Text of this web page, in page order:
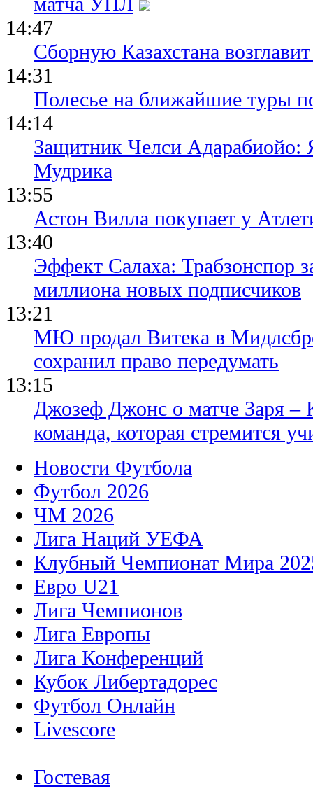
14:47
Сборную Казахстана
14:31
Полесье на ближайшие туры
14:14
Защитник Челси Адарабиойо:
Мудрика
13:55
Астон Вилла покупает у
13:40
Эффект Салаха: Трабзонспор
миллиона новых подписчиков
13:21
МЮ продал Витека в
сохранил право передумать
13:15
Джозеф Джонс о матче Заря
команда, которая стремится
Новости Футбола
Футбол 2026
ЧМ 2026
Лига Наций УЕФА
Клубный Чемпионат Мира
Евро U21
Лига Чемпионов
Лига Европы
Лига Конференций
Кубок Либертадорес
Футбол Онлайн
Livescore
Гостевая